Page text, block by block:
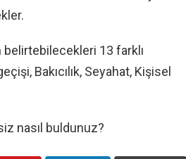
belirtebilecekleri 13 farklı
Bakıcılık, Seyahat, Kişisel
nasıl buldunuz?